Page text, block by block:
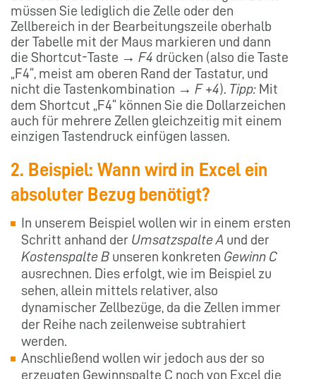
müssen Sie lediglich die Zelle oder den
Zellbereich in der Bearbeitungszeile oberhalb
der Tabelle mit der Maus markieren und dann
die Shortcut-Taste → F4 drücken (also die Taste
„F4“, meist am oberen Rand der Tastatur, und
nicht die Tastenkombination → F +4). Tipp: Mit
dem Shortcut „F4“ können Sie die Dollarzeichen
auch für mehrere Zellen gleichzeitig mit einem
einzigen Tastendruck einfügen lassen.
2. Beispiel: Wann wird in Excel ein
absoluter Bezug benötigt?
In unserem Beispiel wollen wir in einem ersten
Schritt anhand der Umsatzspalte A und der
Kostenspalte B unseren konkreten Gewinn C
ausrechnen. Dies erfolgt, wie im Beispiel zu
sehen, allein mittels relativer, also
dynamischer Zellbezüge, da die Zellen immer
der Reihe nach zeilenweise subtrahiert
werden.
Anschließend wollen wir jedoch aus der so
erzeugten Gewinnspalte C noch von Excel die